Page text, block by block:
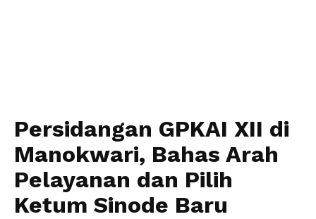
Persidangan GPKAI XII di
Manokwari, Bahas Arah
Pelayanan dan Pilih
Ketum Sinode Baru